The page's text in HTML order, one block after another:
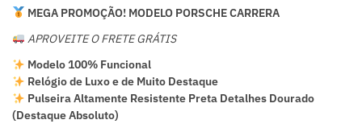
MEGA PROMOÇÃO! MODELO PORSCHE CARRERA
APROVEITE O FRETE GRÁTIS
Modelo 100% Funcional
Relógio de Luxo e de Muito Destaque
Pulseira Altamente Resistente Preta Detalhes Dourado
(Destaque Absoluto)